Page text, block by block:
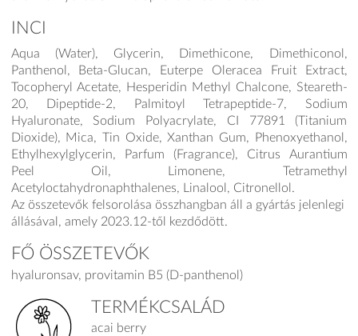
INCI
Aqua (Water), Glycerin, Dimethicone, Dimethiconol,
Panthenol, Beta-Glucan, Euterpe Oleracea Fruit Extract,
Tocopheryl Acetate, Hesperidin Methyl Chalcone, Steareth-
20, Dipeptide-2, Palmitoyl Tetrapeptide-7, Sodium
Hyaluronate, Sodium Polyacrylate, CI 77891 (Titanium
Dioxide), Mica, Tin Oxide, Xanthan Gum, Phenoxyethanol,
Ethylhexylglycerin, Parfum (Fragrance), Citrus Aurantium
Peel Oil, Limonene, Tetramethyl
Acetyloctahydronaphthalenes, Linalool, Citronellol.
Az összetevők felsorolása összhangban áll a gyártás jelenlegi
állásával, amely 2023.12-től kezdődött.
FŐ ÖSSZETEVŐK
hyaluronsav, provitamin B5 (D-panthenol)
TERMÉKCSALÁD
acai berry